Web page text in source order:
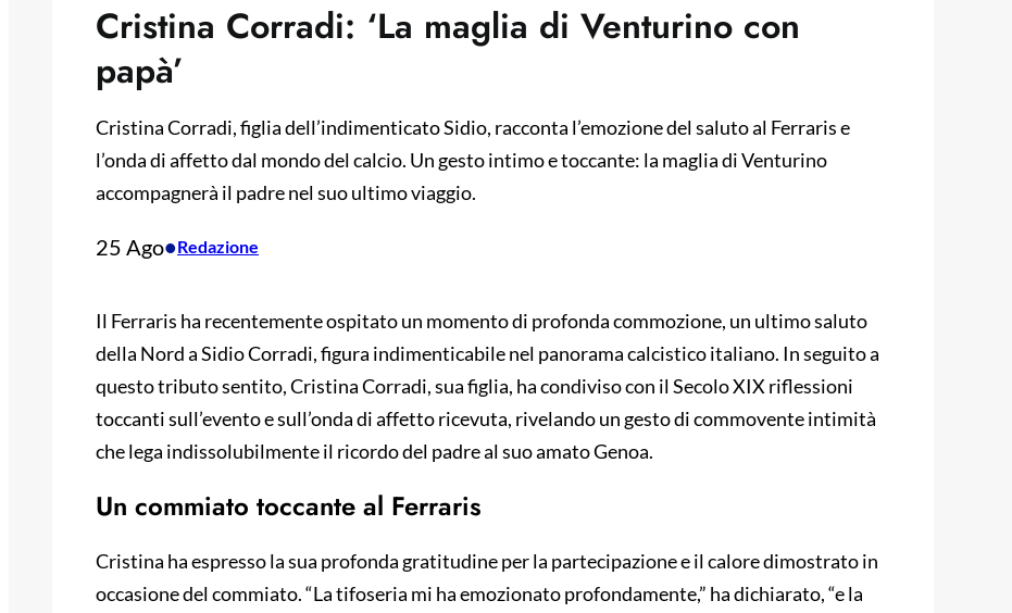
Cristina Corradi: ‘La maglia di Venturino con
papà’
Cristina Corradi, figlia dell’indimenticato Sidio, racconta l’emozione del saluto al Ferraris e
l’onda di affetto dal mondo del calcio. Un gesto intimo e toccante: la maglia di Venturino
accompagnerà il padre nel suo ultimo viaggio.
25 Ago•Redazione
Il Ferraris ha recentemente ospitato un momento di profonda commozione, un ultimo saluto
della Nord a Sidio Corradi, figura indimenticabile nel panorama calcistico italiano. In seguito a
questo tributo sentito, Cristina Corradi, sua figlia, ha condiviso con il Secolo XIX riflessioni
toccanti sull’evento e sull’onda di affetto ricevuta, rivelando un gesto di commovente intimità
che lega indissolubilmente il ricordo del padre al suo amato Genoa.
Un commiato toccante al Ferraris
Cristina ha espresso la sua profonda gratitudine per la partecipazione e il calore dimostrato in
occasione del commiato. “La tifoseria mi ha emozionato profondamente,” ha dichiarato, “e la